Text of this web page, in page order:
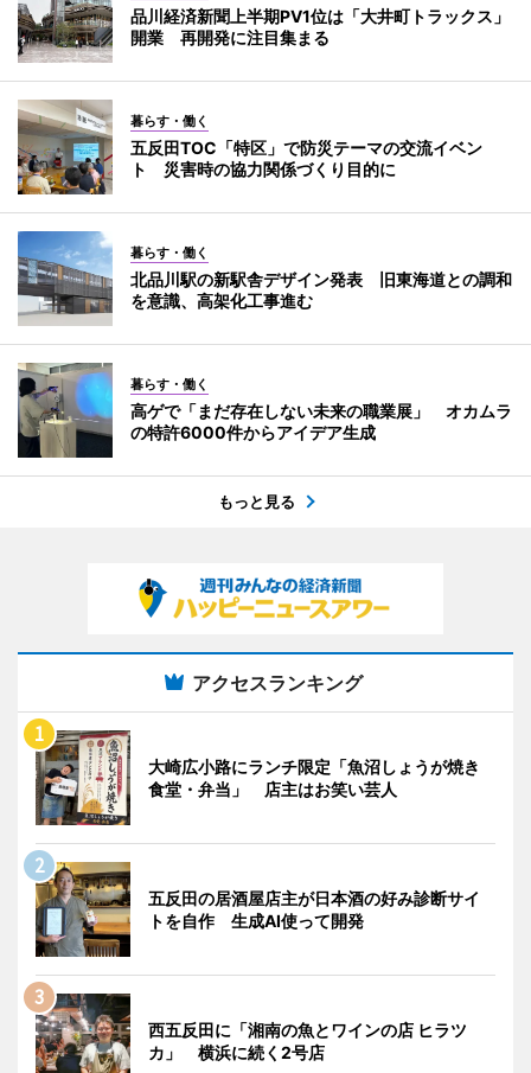
品川経済新聞上半期PV1位は「大井町トラックス」
開業 再開発に注目集まる
暮らす・働く
五反田TOC「特区」で防災テーマの交流イベン
ト 災害時の協力関係づくり目的に
暮らす・働く
北品川駅の新駅舎デザイン発表 旧東海道との調和
を意識、高架化工事進む
暮らす・働く
高ゲで「まだ存在しない未来の職業展」 オカムラ
の特許6000件からアイデア生成
もっと見る
アクセスランキング
大崎広小路にランチ限定「魚沼しょうが焼き
食堂・弁当」 店主はお笑い芸人
五反田の居酒屋店主が日本酒の好み診断サイ
トを自作 生成AI使って開発
西五反田に「湘南の魚とワインの店 ヒラツ
カ」 横浜に続く2号店